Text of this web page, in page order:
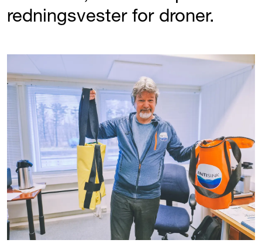
redningsvester for droner.